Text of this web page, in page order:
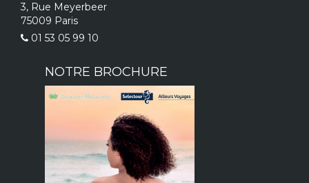
3, Rue Meyerbeer
75009 Paris
01 53 05 99 10
NOTRE BROCHURE